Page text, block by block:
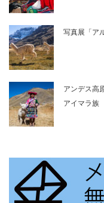
写真展「ア
アンデス高
アイマラ族